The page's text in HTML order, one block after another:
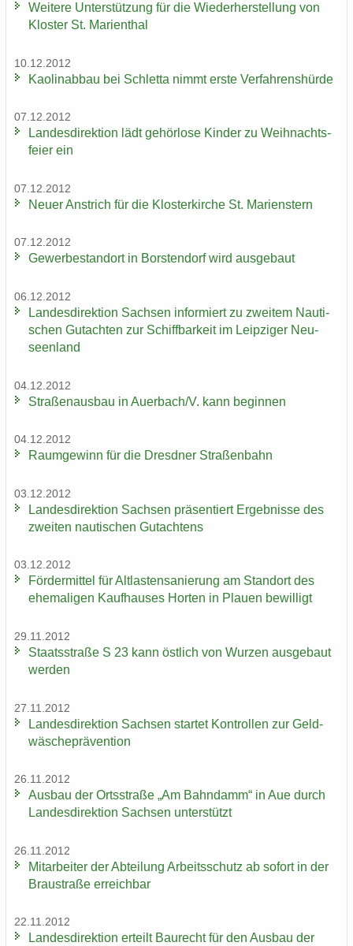
Wei­te­re Un­ter­stüt­zung für die Wie­der­her­stel­lung von
Klos­ter St. Ma­ri­en­thal
10.12.2012
Kao­lin­ab­bau bei Schlet­ta nimmt erste Ver­fah­rens­hür­de
07.12.2012
Lan­des­di­rek­ti­on lädt ge­hör­lo­se Kin­der zu Weih­nachts­
fei­er ein
07.12.2012
Neuer An­strich für die Klos­ter­kir­che St. Ma­ri­enstern
07.12.2012
Ge­wer­be­stand­ort in Bors­ten­dorf wird aus­ge­baut
06.12.2012
Lan­des­di­rek­ti­on Sach­sen in­for­miert zu zwei­tem Nau­ti­
schen Gut­ach­ten zur Schiff­bar­keit im Leip­zi­ger Neu­
seen­land
04.12.2012
Stra­ßen­aus­bau in Au­er­bach/V. kann be­gin­nen
04.12.2012
Raum­ge­winn für die Dresd­ner Stra­ßen­bahn
03.12.2012
Lan­des­di­rek­ti­on Sach­sen prä­sen­tiert Er­geb­nis­se des
zwei­ten nau­ti­schen Gut­ach­tens
03.12.2012
För­der­mit­tel für Alt­las­ten­sa­nie­rung am Stand­ort des
ehe­ma­li­gen Kauf­hau­ses Hor­ten in Plau­en be­wil­ligt
29.11.2012
Staats­stra­ße S 23 kann öst­lich von Wur­zen aus­ge­baut
wer­den
27.11.2012
Lan­des­di­rek­ti­on Sach­sen star­tet Kon­trol­len zur Geld­
wä­sche­prä­ven­ti­on
26.11.2012
Aus­bau der Orts­stra­ße „Am Bahn­damm“ in Aue durch
Lan­des­di­rek­ti­on Sach­sen un­ter­stützt
26.11.2012
Mit­ar­bei­ter der Ab­tei­lung Ar­beits­schutz ab so­fort in der
Brau­stra­ße er­reich­bar
22.11.2012
Lan­des­di­rek­ti­on er­teilt Bau­recht für den Aus­bau der